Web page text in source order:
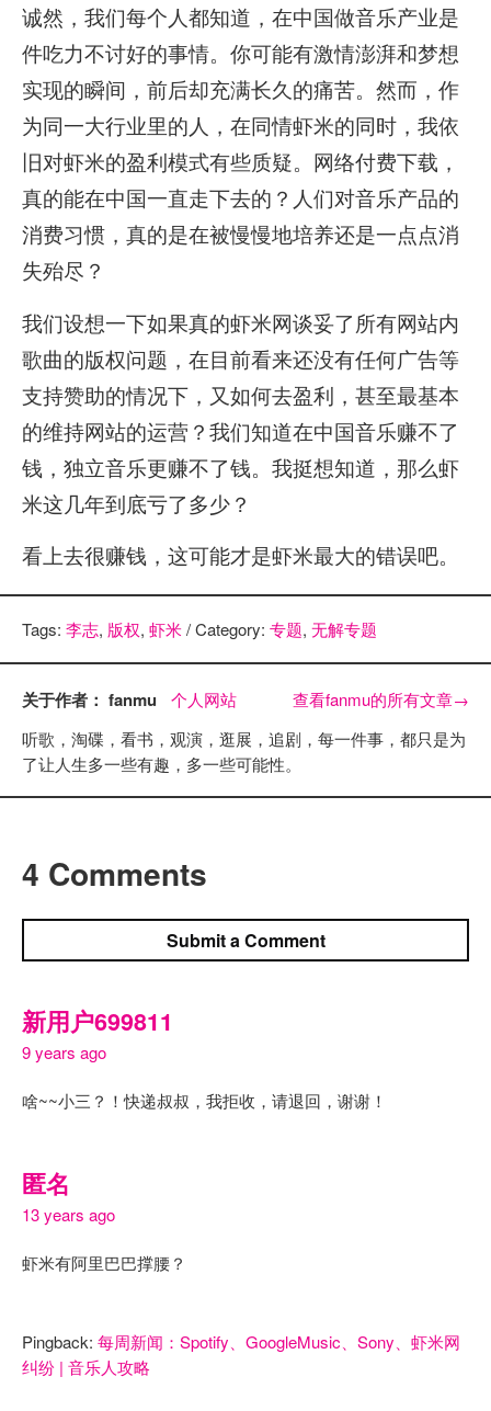
诚然，我们每个人都知道，在中国做音乐产业是
件吃力不讨好的事情。你可能有激情澎湃和梦想
实现的瞬间，前后却充满长久的痛苦。然而，作
为同一大行业里的人，在同情虾米的同时，我依
旧对虾米的盈利模式有些质疑。网络付费下载，
真的能在中国一直走下去的？人们对音乐产品的
消费习惯，真的是在被慢慢地培养还是一点点消
失殆尽？
我们设想一下如果真的虾米网谈妥了所有网站内
歌曲的版权问题，在目前看来还没有任何广告等
支持赞助的情况下，又如何去盈利，甚至最基本
的维持网站的运营？我们知道在中国音乐赚不了
钱，独立音乐更赚不了钱。我挺想知道，那么虾
米这几年到底亏了多少？
看上去很赚钱，这可能才是虾米最大的错误吧。
Tags: 李志, 版权, 虾米/ Category: 专题, 无解专题
关于作者： fanmu 个人网站 查看fanmu的所有文章→
听歌，淘碟，看书，观演，逛展，追剧，每一件事，都只是为
了让人生多一些有趣，多一些可能性。
4 Comments
Submit a Comment
新用户699811
9 years ago
啥~~小三？！快递叔叔，我拒收，请退回，谢谢！
匿名
13 years ago
虾米有阿里巴巴撑腰？
Pingback: 每周新闻：Spotify、GoogleMusic、Sony、虾米网
纠纷 | 音乐人攻略